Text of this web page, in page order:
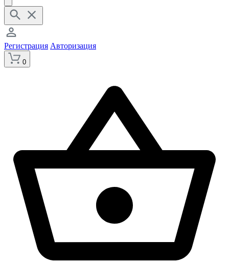
Регистрация Авторизация
0